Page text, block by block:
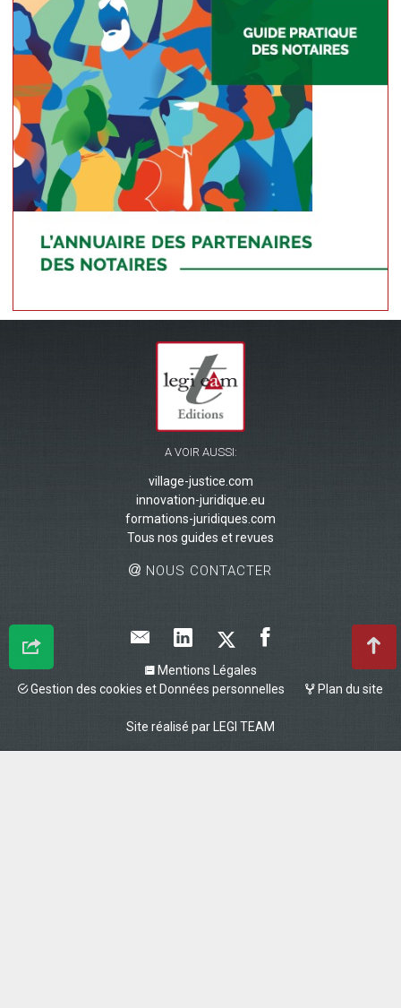
A VOIR AUSSI:
village-justice.com
innovation-juridique.eu
formations-juridiques.com
Tous nos guides et revues
NOUS CONTACTER
Mentions Légales
Gestion des cookies et Données personnelles
Plan du site
Site réalisé par LEGI TEAM